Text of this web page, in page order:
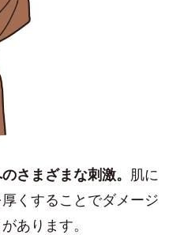
さまざまな刺激。 肌に
くすることでダメージ
あります。